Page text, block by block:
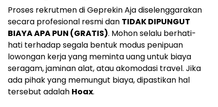
Proses rekrutmen di Geprekin Aja diselenggarakan
secara profesional resmi dan TIDAK DIPUNGUT
BIAYA APA PUN (GRATIS). Mohon selalu berhati-
hati terhadap segala bentuk modus penipuan
lowongan kerja yang meminta uang untuk biaya
seragam, jaminan alat, atau akomodasi travel. Jika
ada pihak yang memungut biaya, dipastikan hal
tersebut adalah Hoax.